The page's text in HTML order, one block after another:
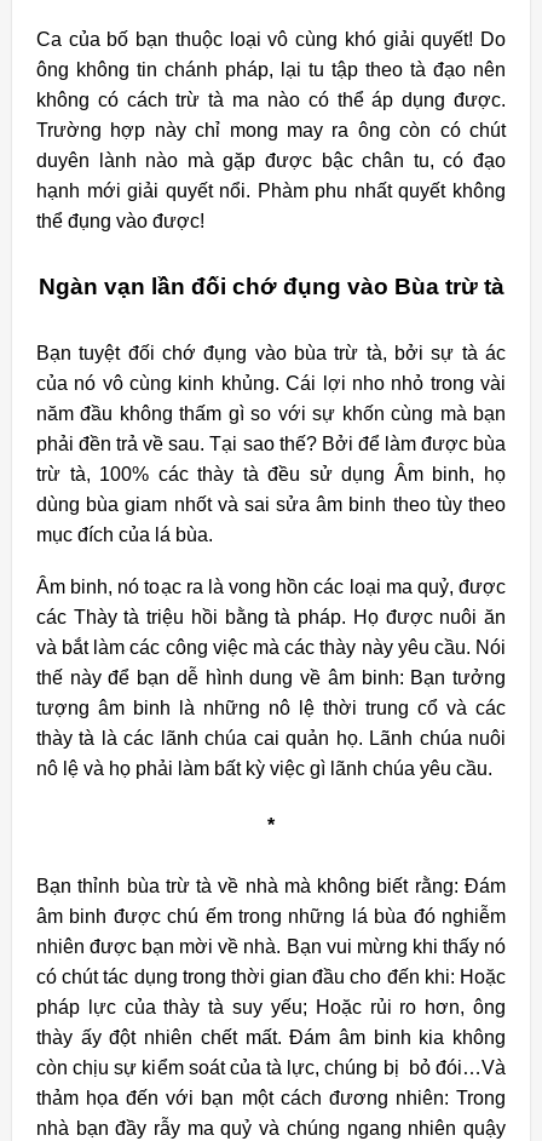
Ca của bố bạn thuộc loại vô cùng khó giải quyết! Do
ông không tin chánh pháp, lại tu tập theo tà đạo nên
không có cách trừ tà ma nào có thể áp dụng được.
Trường hợp này chỉ mong may ra ông còn có chút
duyên lành nào mà gặp được bậc chân tu, có đạo
hạnh mới giải quyết nổi. Phàm phu nhất quyết không
thể đụng vào được!
Ngàn vạn lần đối chớ đụng vào Bùa trừ tà
Bạn tuyệt đối chớ đụng vào bùa trừ tà, bởi sự tà ác
của nó vô cùng kinh khủng. Cái lợi nho nhỏ trong vài
năm đầu không thấm gì so với sự khốn cùng mà bạn
phải đền trả về sau. Tại sao thế? Bởi để làm được bùa
trừ tà, 100% các thày tà đều sử dụng Âm binh, họ
dùng bùa giam nhốt và sai sửa âm binh theo tùy theo
mục đích của lá bùa.
Âm binh, nó toạc ra là vong hồn các loại ma quỷ, được
các Thày tà triệu hồi bằng tà pháp. Họ được nuôi ăn
và bắt làm các công việc mà các thày này yêu cầu. Nói
thế này để bạn dễ hình dung về âm binh: Bạn tưởng
tượng âm binh là những nô lệ thời trung cổ và các
thày tà là các lãnh chúa cai quản họ. Lãnh chúa nuôi
nô lệ và họ phải làm bất kỳ việc gì lãnh chúa yêu cầu.
*
Bạn thỉnh bùa trừ tà về nhà mà không biết rằng: Đám
âm binh được chú ếm trong những lá bùa đó nghiễm
nhiên được bạn mời về nhà. Bạn vui mừng khi thấy nó
có chút tác dụng trong thời gian đầu cho đến khi: Hoặc
pháp lực của thày tà suy yếu; Hoặc rủi ro hơn, ông
thày ấy đột nhiên chết mất. Đám âm binh kia không
còn chịu sự kiểm soát của tà lực, chúng bị bỏ đói…Và
thảm họa đến với bạn một cách đương nhiên: Trong
nhà bạn đầy rẫy ma quỷ và chúng ngang nhiên quậy